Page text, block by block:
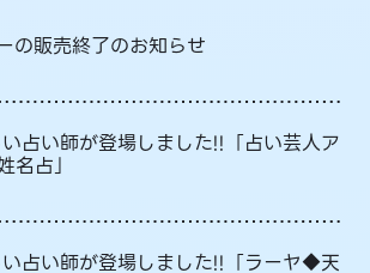
の販売終了のお知らせ
占い師が登場しました!!「占い芸人ア
占」
占い師が登場しました!!「ラーヤ◆天